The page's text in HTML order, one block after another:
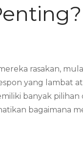
rasakan,
yang lambat
banyak pilihan
bagaimana